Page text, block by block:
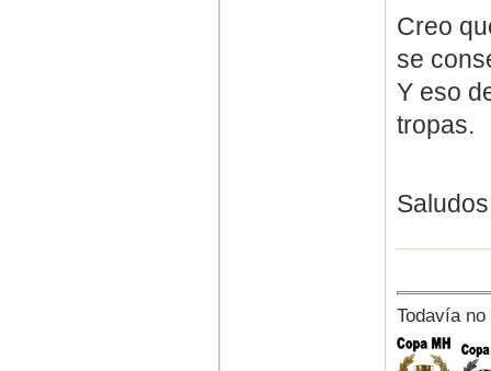
Creo
se
Y eso
tropas.
Saludos
Todavía